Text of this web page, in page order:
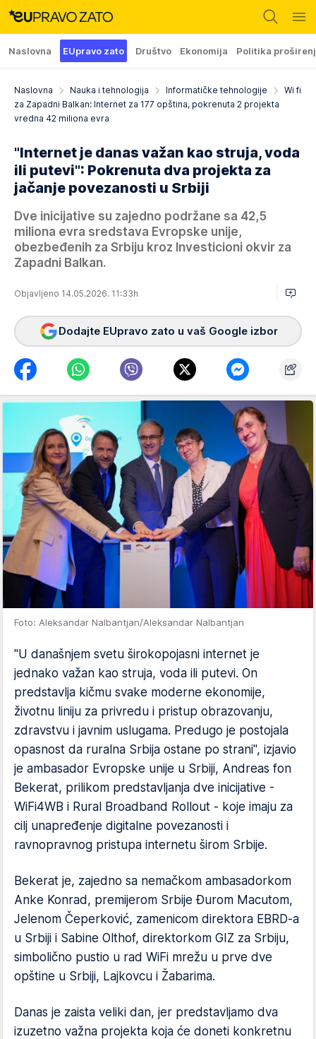
Naslovna EUpravo zato Društvo Ekonomija Politika
Naslovna Nauka i tehnologija Informatičke tehnologije
Wi fi
za Zapadni Balkan: Internet za 177 opština, pokrenuta 2 projekta
vredna 42 miliona evra
"Internet je danas važan kao struja, voda
ili putevi": Pokrenuta dva projekta za
jačanje povezanosti u Srbiji
Dve inicijative su zajedno podržane sa 42,5
miliona evra sredstava Evropske unije,
obezbeđenih za Srbiju kroz Investicioni okvir za
Zapadni Balkan.
Objavljeno 14.05.2026. 11:33h
Dodajte EUpravo zato u vaš Google izbor
Foto: Aleksandar Nalbantjan/Aleksandar Nalbantjan
"U današnjem svetu širokopojasni internet je
jednako važan kao struja, voda ili putevi. On
predstavlja kičmu svake moderne ekonomije,
životnu liniju za privredu i pristup obrazovanju,
zdravstvu i javnim uslugama. Predugo je postojala
opasnost da ruralna Srbija ostane po strani", izjavio
je ambasador Evropske unije u Srbiji, Andreas fon
Bekerat, prilikom predstavljanja dve inicijative -
WiFi4WB i Rural Broadband Rollout - koje imaju za
cilj unapređenje digitalne povezanosti i
ravnopravnog pristupa internetu širom Srbije.
Bekerat je, zajedno sa nemačkom ambasadorkom
Anke Konrad, premijerom Srbije Đurom Macutom,
Jelenom Čeperković, zamenicom direktora EBRD-a
u Srbiji i Sabine Olthof, direktorkom GIZ za Srbiju,
simbolično pustio u rad WiFi mrežu u prve dve
opštine u Srbiji, Lajkovcu i Žabarima.
Danas je zaista veliki dan, jer predstavljamo dva
izuzetno važna projekta koja će doneti konkretnu